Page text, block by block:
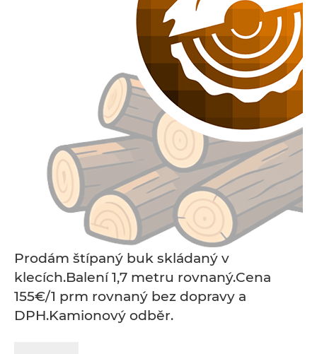
Prodám štípaný buk skládaný v
klecích.Balení 1,7 metru rovnaný.Cena
155€/1 prm rovnaný bez dopravy a
DPH.Kamionový odběr.